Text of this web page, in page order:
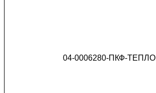
04-0006280-ПКФ-ТЕПЛО